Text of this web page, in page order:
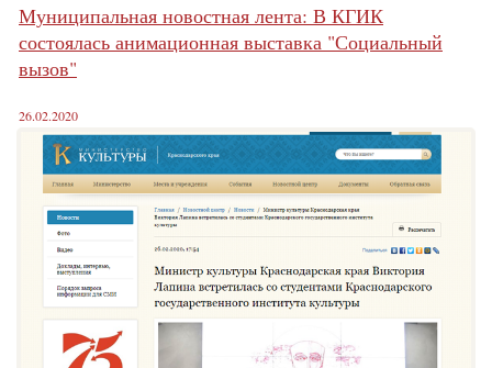
Муниципальная новостная лента: В КГИК
состоялась анимационная выставка "Социальный
вызов"
26.02.2020